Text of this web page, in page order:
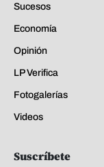
Sucesos
Economía
Opinión
LP Verifica
Fotogalerías
Videos
Suscríbete